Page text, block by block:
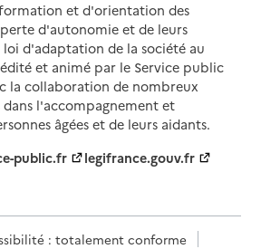
et d'orientation des
perte d'autonomie et de leurs
d'adaptation de la société au
et animé par le Service public
la collaboration de nombreux
dans l'accompagnement et
âgées et de leurs aidants.
public.fr
legifrance.gouv.fr
: totalement conforme